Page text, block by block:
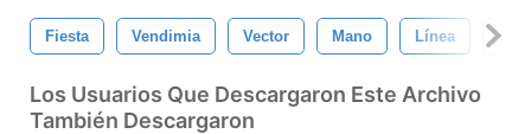
Fiesta Vendimia Vector Mano Línea
Los Usuarios Que Descargaron Este Archivo
También Descargaron